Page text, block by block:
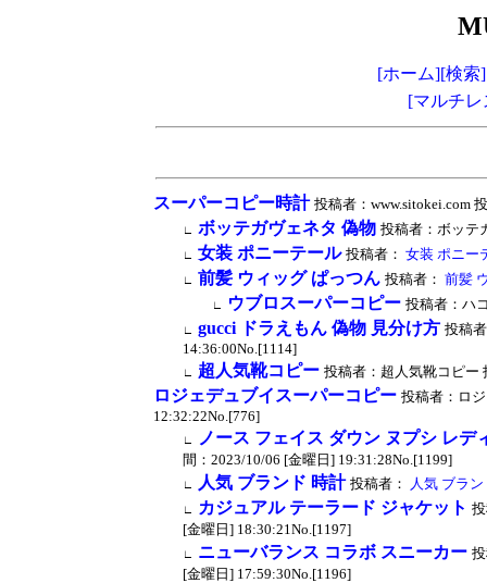
[ホーム][検索]
[マルチ
スーパーコピー時計 投稿者：www.sitokei.com
∟ ボッテガヴェネタ 偽物 投稿者：ボッテ
∟ 女装 ポニーテール 投稿者： 女装 ポニー
∟ 前髪 ウィッグ ぱっつん 投稿者： 前髪
∟ ウブロスーパーコピー 投稿者：ハ
∟ gucci ドラえもん 偽物 見分け方 投稿
14:36:00No.[1114]
∟ 超人気靴コピー 投稿者：超人気靴コピー
ロジェデュブイスーパーコピー 投稿者：ロ
12:32:22No.[776]
∟ ノース フェイス ダウン ヌプシ レデ
間：2023/10/06 [金曜日] 19:31:28No.[1199]
∟ 人気 ブランド 時計 投稿者： 人気 ブラ
∟ カジュアル テーラード ジャケット
[金曜日] 18:30:21No.[1197]
∟ ニューバランス コラボ スニーカー
[金曜日] 17:59:30No.[1196]